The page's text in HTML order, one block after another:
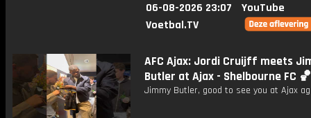
06-08-2026 23:07
YouTube
Voetbal.TV
AFC Ajax: Jordi Cruijff meets
Butler at Ajax - Shelbourne FC 🏀
Jimmy Butler, good to see you at Ajax